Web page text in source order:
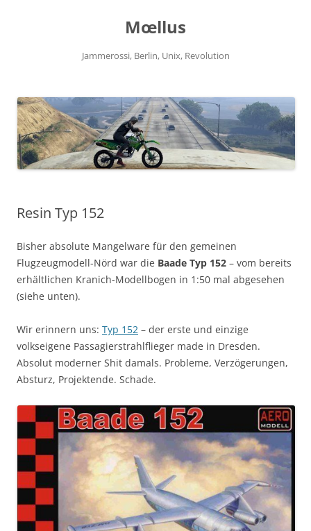
Mœllus
Jammerossi, Berlin, Unix, Revolution
Resin Typ 152
Bisher absolute Mangelware für den gemeinen
Flugzeugmodell-Nörd war die Baade Typ 152 – vom bereits
erhältlichen Kranich-Modellbogen in 1:50 mal abgesehen
(siehe unten).
Wir erinnern uns: Typ 152 – der erste und einzige
volkseigene Passagierstrahlflieger made in Dresden.
Absolut moderner Shit damals. Probleme, Verzögerungen,
Absturz, Projektende. Schade.